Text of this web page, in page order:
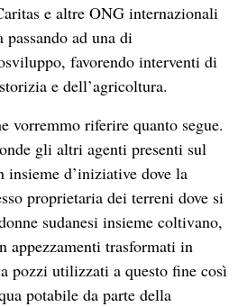
e altre ONG internazionali
ad una di
favorendo interventi di
e dell’agricoltura.
vorremmo riferire quanto segue.
gli altri agenti presenti sul
d’iniziative dove la
proprietaria dei terreni dove si
sudanesi insieme coltivano,
appezzamenti trasformati in
pozzi utilizzati a questo fine così
potabile da parte della